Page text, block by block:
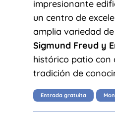
impresionante
un centro de
amplia variedad
Sigmund Freud y
histórico patio con
tradición de
Entrada gratuita